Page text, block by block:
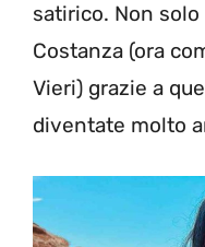
satirico. Non
Costanza (ora
Vieri) grazie a
diventate molto